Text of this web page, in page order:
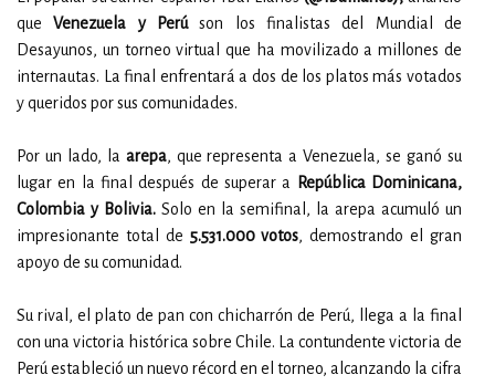
queVenezuela y Perúson los finalistas del Mundial de
Desayunos, un torneo virtual que ha movilizado a millones de
internautas. La final enfrentará a dos de los platos más votados
y queridos por sus comunidades.
Por un lado, la arepa, que representa a Venezuela, se ganó su
lugar en la final después de superar a
República Dominicana,
Colombia y Bolivia. Solo en la semifinal, la arepa acumuló un
impresionante total de 5.531.000 votos, demostrando el gran
apoyo de su comunidad.
Su rival, el plato de pan con chicharrón de Perú, llega a la final
con una victoria histórica sobre Chile. La contundente victoria de
Perú estableció un nuevo récord en el torneo, alcanzando la cifra